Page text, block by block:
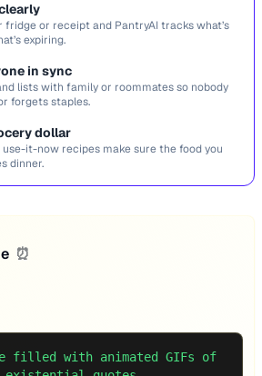
fridge or receipt and PantryAI tracks what’s
expiring.
in sync
lists with family or roommates so nobody
forgets staples.
dollar
it-now recipes make sure the food you
dinner.
⏰
filled with animated GIFs of